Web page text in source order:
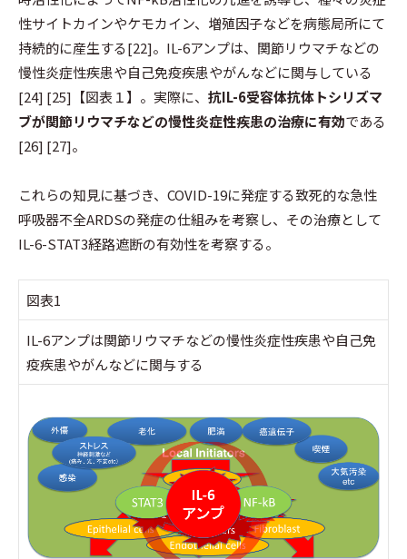
性サイトカインやケモカイン、増殖因子などを病態局所にて
持続的に産生する[22]。IL-6アンプは、関節リウマチなどの
慢性炎症性疾患や自己免疫疾患やがんなどに関与している
[24] [25]【図表１】。実際に、 抗IL-6受容体抗体トシリズマ
ブが関節リウマチなどの慢性炎症性疾患の治療に有効である
[26] [27]。
これらの知見に基づき、COVID-19に発症する致死的な急性
呼吸器不全ARDSの発症の仕組みを考察し、その治療として
IL-6-STAT3経路遮断の有効性を考察する。
図表1
IL-6アンプは関節リウマチなどの慢性炎症性疾患や自己免
疫疾患やがんなどに関与する